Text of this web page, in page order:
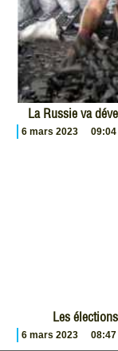
La Russie va
6 mars 2023 09:04
Les
6 mars 2023 08:47